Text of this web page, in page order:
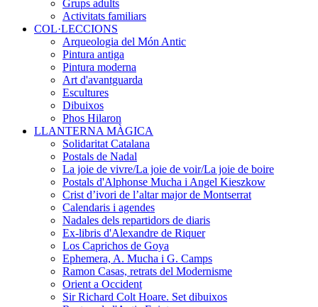
Grups adults
Activitats familiars
COL·LECCIONS
Arqueologia del Món Antic
Pintura antiga
Pintura moderna
Art d'avantguarda
Escultures
Dibuixos
Phos Hilaron
LLANTERNA MÀGICA
Solidaritat Catalana
Postals de Nadal
La joie de vivre/La joie de voir/La joie de boire
Postals d'Alphonse Mucha i Angel Kieszkow
Crist d’ivori de l’altar major de Montserrat
Calendaris i agendes
Nadales dels repartidors de diaris
Ex-libris d'Alexandre de Riquer
Los Caprichos de Goya
Ephemera, A. Mucha i G. Camps
Ramon Casas, retrats del Modernisme
Orient a Occident
Sir Richard Colt Hoare. Set dibuixos